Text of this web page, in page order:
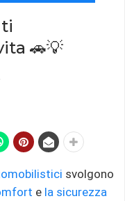
🚗💡
svolgono
e la sicurezza